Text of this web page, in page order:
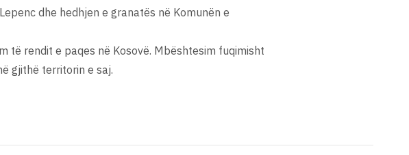
dhe hedhjen e granatës në Komunën e
të rendit e paqes në Kosovë. Mbështesim fuqimisht
gjithë territorin e saj.